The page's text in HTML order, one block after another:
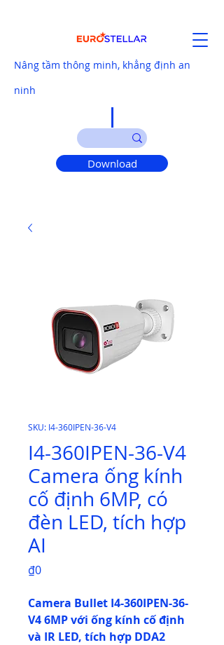
Nâng tầm thông minh, khẳng định an
ninh
Download
SKU: I4-360IPEN-36-V4
I4-360IPEN-36-V4
Camera ống kính
cố định 6MP, có
đèn LED, tích hợp
AI
₫0Price
Camera Bullet I4-360IPEN-36-
V4 6MP với ống kính cố định
và IR LED, tích hợp DDA2